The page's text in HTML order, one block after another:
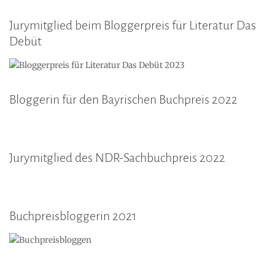
Jurymitglied beim Bloggerpreis für Literatur Das
Debüt
Bloggerin für den Bayrischen Buchpreis 2022
Jurymitglied des NDR-Sachbuchpreis 2022
Buchpreisbloggerin 2021